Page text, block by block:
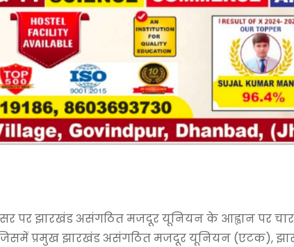
पर झारखंड असंगठित मजदूर यूनियन के आह्वान पर
प्रमुख झारखंड असंगठित मजदूर यूनियन (एटक),